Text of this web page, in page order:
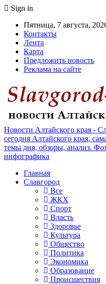
Sign in
Пятница, 7 августа,
Контакты
Лента
Карта
Предложить новость
Реклама на сайте
Новости Алтайского края -
сегодня Алтайского края,
темы дня, обзоры, анализ.
инфографика
Главная
Славгород
Все
ЖКХ
Спорт
Власть
Здоровье
Культура
Общество
Политика
Экономика
Образование
Происшествия